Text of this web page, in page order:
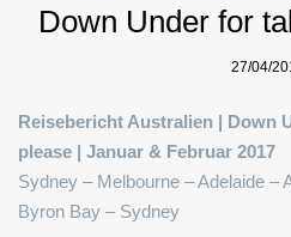
Down Under for
27/04/
Reisebericht Australien | Down
please | Januar & Februar 2017
Sydney – Melbourne – Adelaide –
Byron Bay – Sydney